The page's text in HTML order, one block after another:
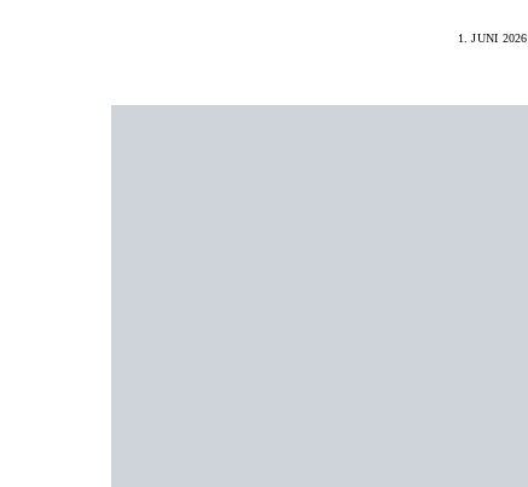
1. JUNI 2026